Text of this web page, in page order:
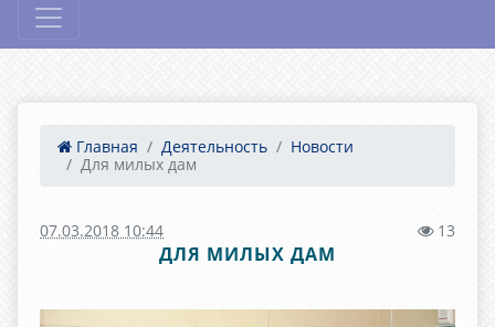
Главная Деятельность
Новости
Для милых дам
07.03.2018 10:44 13
ДЛЯ МИЛЫХ ДАМ